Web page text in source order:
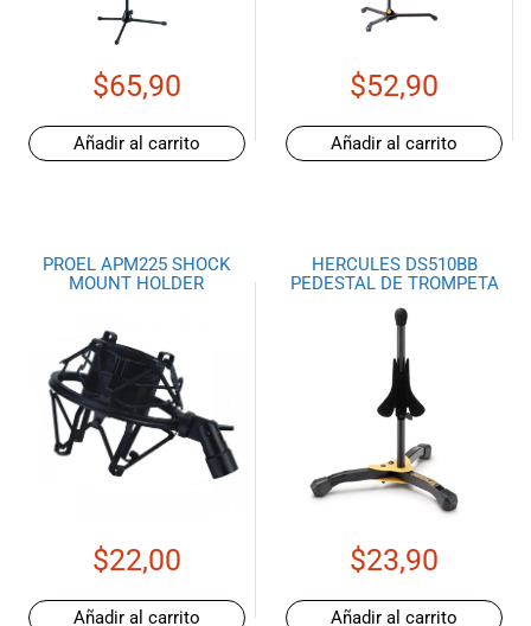
$65,90
Añadir al carrito
$52,90
Añadir al carrito
PROEL APM225 SHOCK
MOUNT HOLDER
$22,00
Añadir al carrito
HERCULES DS510BB
PEDESTAL DE TROMPETA
$23,90
Añadir al carrito